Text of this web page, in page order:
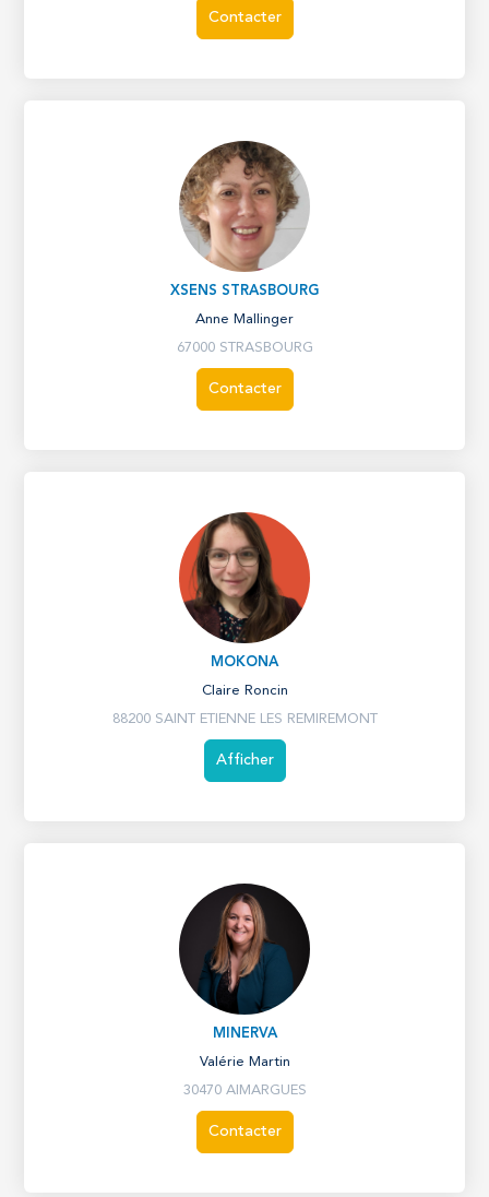
Contacter
XSENS STRASBOURG
Anne Mallinger
67000 STRASBOURG
Contacter
MOKONA
Claire Roncin
88200 SAINT ETIENNE LES REMIREMONT
Afficher
MINERVA
Valérie Martin
30470 AIMARGUES
Contacter